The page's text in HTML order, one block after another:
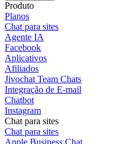
Produto
Planos
Chat para sites
Agente IA
Facebook
Aplicativos
Afiliados
Jivochat Team Chats
Integração de E-mail
Chatbot
Instagram
Chat para sites
Chat para sites